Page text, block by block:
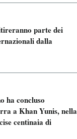
parte dei
dalla
ha concluso
a Khan Yunis, nella
centinaia di